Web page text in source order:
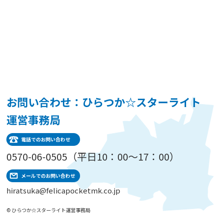
お問い合わせ：ひらつか☆スターライト
運営事務局
電話でのお問い合わせ
0570-06-0505（平日10：00～17：00）
メールでのお問い合わせ
hiratsuka@felicapocketmk.co.jp
© ひらつか☆スターライト運営事務局